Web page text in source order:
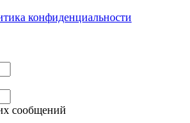
конфиденциальности
сообщений